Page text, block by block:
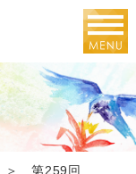
＞ 第259回